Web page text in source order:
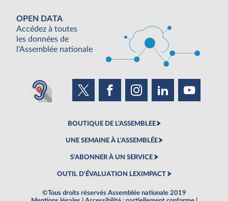
OPEN DATA
Accédez à toutes
les données de
l'Assemblée nationale
BOUTIQUE DE L'ASSEMBLEE
UNE SEMAINE À L'ASSEMBLÉE
S'ABONNER À UN SERVICE
OUTIL D'ÉVALUATION LEXIMPACT
©Tous droits réservés Assemblée nationale 2019